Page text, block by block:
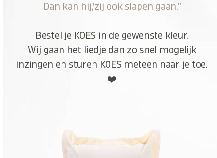
Dan kan hij/zij ook slapen gaan.”
Bestel je KOES in de gewenste kleur.
Wij gaan het liedje dan zo snel mogelijk
inzingen en sturen KOES meteen naar je toe.
❤️